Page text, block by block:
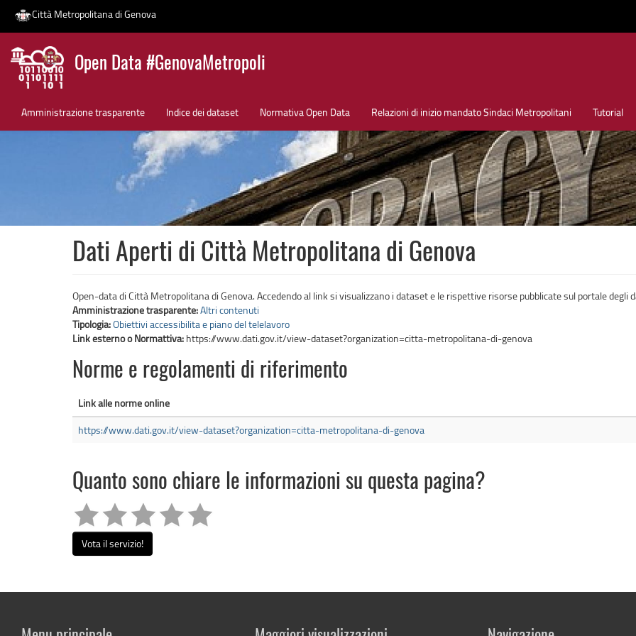
Salta
contenuto
Città Metropolitana di Genova
Open Data #GenovaMetropoli
Amministrazione trasparente Indice dei dataset Normativa Open Data Relazioni di inizio mandato Sindaci Metropolitani Tutorial
News
Dati Aperti di Città Metropolitana di Genova
Open-data di Città Metropolitana di Genova. Accedendo al link si visualizzano i dataset e le rispettive risorse pubblicate sul portale degli
Amministrazione trasparente:Altri contenuti
Tipologia:Obiettivi accessibilita e piano del telelavoro
Link esterno o Normattiva: https://www.dati.gov.it/view-dataset?organization=citta-metropolitana-di-genova
Norme e regolamenti di riferimento
Link alle norme online
https://www.dati.gov.it/view-dataset?organization=citta-metropolitana-di-genova
Quanto sono chiare le informazioni su questa pagina?
Vota il servizio!